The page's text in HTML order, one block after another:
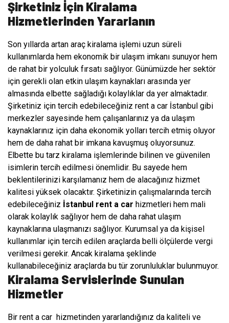
Şirketiniz İçin Kiralama
Hizmetlerinden Yararlanın
Son yıllarda artan araç kiralama işlemi uzun süreli
kullanımlarda hem ekonomik bir ulaşım imkanı sunuyor hem
de rahat bir yolculuk fırsatı sağlıyor. Günümüzde her sektör
için gerekli olan etkin ulaşım kaynakları arasında yer
almasında elbette sağladığı kolaylıklar da yer almaktadır.
Şirketiniz için tercih edebileceğiniz rent a car İstanbul gibi
merkezler sayesinde hem çalışanlarınız ya da ulaşım
kaynaklarınız için daha ekonomik yolları tercih etmiş oluyor
hem de daha rahat bir imkana kavuşmuş oluyorsunuz.
Elbette bu tarz kiralama işlemlerinde bilinen ve güvenilen
isimlerin tercih edilmesi önemlidir. Bu sayede hem
beklentilerinizi karşılamanız hem de alacağınız hizmet
kalitesi yüksek olacaktır. Şirketinizin çalışmalarında tercih
edebileceğiniz İstanbul rent a car hizmetleri hem mali
olarak kolaylık sağlıyor hem de daha rahat ulaşım
kaynaklarına ulaşmanızı sağlıyor. Kurumsal ya da kişisel
kullanımlar için tercih edilen araçlarda belli ölçülerde vergi
verilmesi gerekir. Ancak kiralama şeklinde
kullanabileceğiniz araçlarda bu tür zorunluluklar bulunmuyor.
Kiralama Servislerinde Sunulan
Hizmetler
Bir rent a car hizmetinden yararlandığınız da kaliteli ve